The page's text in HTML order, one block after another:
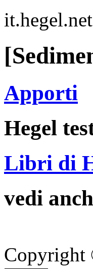
it.hegel.net
Apporti
Hegel
Libri di
vedi
Copyright